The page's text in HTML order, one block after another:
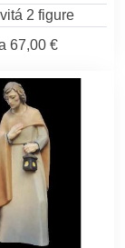
2 figure
67,00 €